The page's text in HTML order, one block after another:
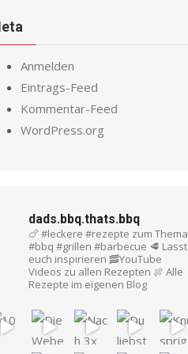
Anmelden
Eintrags-Feed
Kommentar-Feed
WordPress.org
dads.bbq.thats.bbq
🍗 #leckere #rezepte zum Thema
#bbq #grillen #barbecue 🥩 Lasst
euch inspirieren 🥓YouTube
Videos zu allen Rezepten 🍖 Alle
Rezepte im eigenen Blog